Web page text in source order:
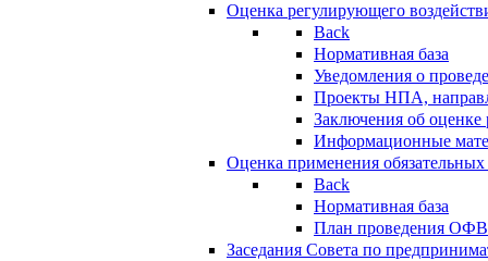
Оценка регулирующего
Back
Нормативная база
Уведомления о
Проекты НПА,
Заключения об
Информационные
Оценка применения
Back
Нормативная база
План проведения
Заседания Совета по